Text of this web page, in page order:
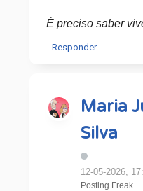
É preciso saber
Responder
Maria
Silva
12-05-2026,
Posting Freak